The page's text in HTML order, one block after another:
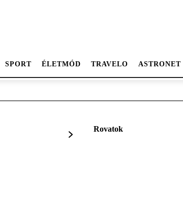
SPORT ÉLETMÓD TRAVELO ASTRONET
Rovatok